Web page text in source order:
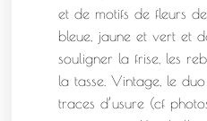
et de motifs de fleurs
bleue, jaune et vert et
souligner la frise, les
la tasse. Vintage, le
traces d’usure (cf